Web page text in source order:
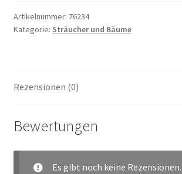
Artikelnummer: 76234
Kategorie: Sträucher und Bäume
Rezensionen (0)
Bewertungen
Es gibt noch keine Rezensionen.